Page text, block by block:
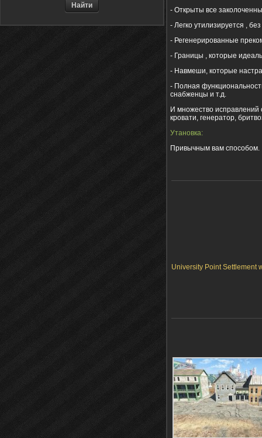
- Открыты все
- Легко утилизируется ,
- Регенерированные
- Границы , которые
- Навмеши, которые
- Полная
снабженцы и т.д.
И множество
кровати, генератор,
Утановка:
Привычным вам способом.
University Point Settlement